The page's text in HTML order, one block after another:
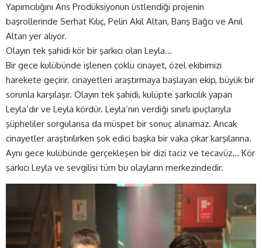
Yapımcılığını Ans Prodüksiyonun üstlendiği projenin
başrollerinde Serhat Kılıç, Pelin Akil Altan, Barış Bağcı ve Anıl
Altan yer alıyor.
Olayın tek şahidi kör bir şarkıcı olan Leyla…
Bir gece kulübünde işlenen çoklu cinayet, özel ekibimizi
harekete geçirir. cinayetleri araştırmaya başlayan ekip, büyük bir
sorunla karşılaşır. Olayın tek şahidi, kulüpte şarkıcılık yapan
Leyla’dır ve Leyla kördür. Leyla’nın verdiği sınırlı ipuçlarıyla
şüpheliler sorgulansa da müspet bir sonuç alınamaz. Ancak
cinayetler araştırılırken şok edici başka bir vaka çıkar karşılarına.
Aynı gece kulübünde gerçekleşen bir dizi taciz ve tecavüz… Kör
şarkıcı Leyla ve sevgilisi tüm bu olayların merkezindedir.